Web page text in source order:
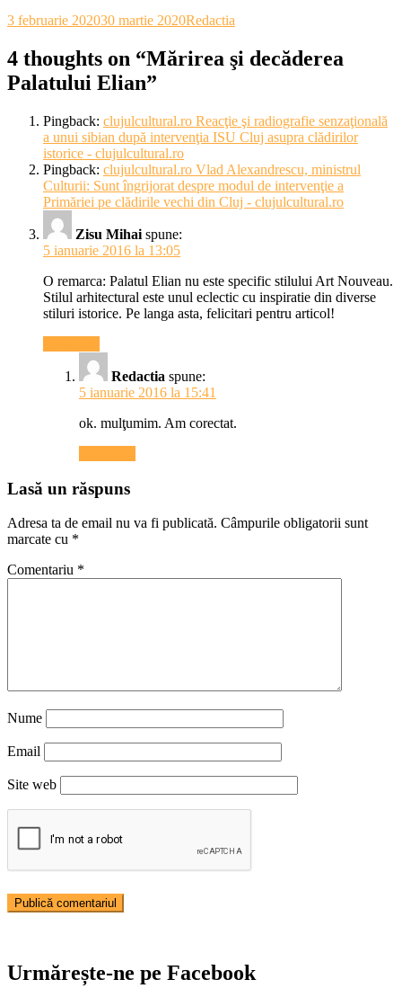
3 februarie 202030 martie 2020Redactia
4 thoughts on “Mărirea şi decăderea
Palatului Elian”
Pingback: clujulcultural.ro Reacţie şi radiografie senzaţională
a unui sibian după intervenţia ISU Cluj asupra clădirilor
istorice - clujulcultural.ro
Pingback: clujulcultural.ro Vlad Alexandrescu, ministrul
Culturii: Sunt îngrijorat despre modul de intervenţie a
Primăriei pe clădirile vechi din Cluj - clujulcultural.ro
Zisu Mihai spune:
5 ianuarie 2016 la 13:05
O remarca: Palatul Elian nu este specific stilului Art Nouveau.
Stilul arhitectural este unul eclectic cu inspiratie din diverse
stiluri istorice. Pe langa asta, felicitari pentru articol!
Redactia spune:
5 ianuarie 2016 la 15:41
ok. mulţumim. Am corectat.
Lasă un răspuns
Adresa ta de email nu va fi publicată. Câmpurile obligatorii sunt
marcate cu *
Comentariu *
Nume
Email
Site web
Urmărește-ne pe Facebook